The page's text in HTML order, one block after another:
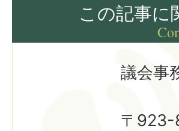
この記事に
議会事
〒